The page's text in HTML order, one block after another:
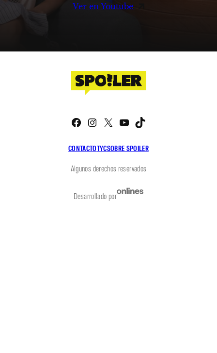
Ver en Youtube
CONTACTOTYCSOBRE SPOILER
Facebook
Instagram
X YouTube
Algunos derechos reservados
Desarrollado por